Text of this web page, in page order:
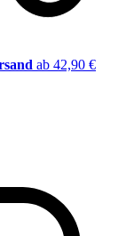
ab 42,90 €